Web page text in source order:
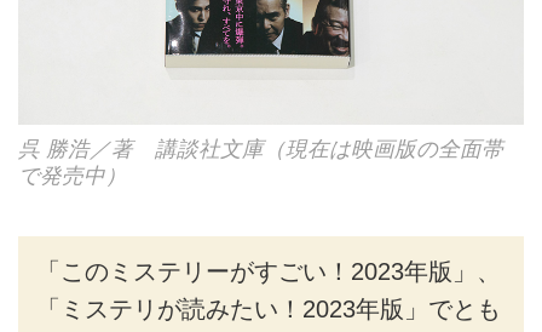
呉 勝浩／著 講談社文庫（現在は映画版の全面帯
で発売中）
「このミステリーがすごい！2023年版」、
「ミステリが読みたい！2023年版」でとも